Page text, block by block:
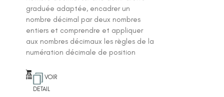
graduée adaptée, encadrer un
nombre décimal par deux nombres
entiers et comprendre et appliquer
aux nombres décimaux les règles de la
numération décimale de position
VOIR
DETAIL